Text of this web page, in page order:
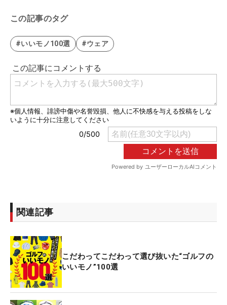
この記事のタグ
#いいモノ100選 #ウェア
関連記事
こだわってこだわって選び抜いた“ゴルフの
いいモノ”100選